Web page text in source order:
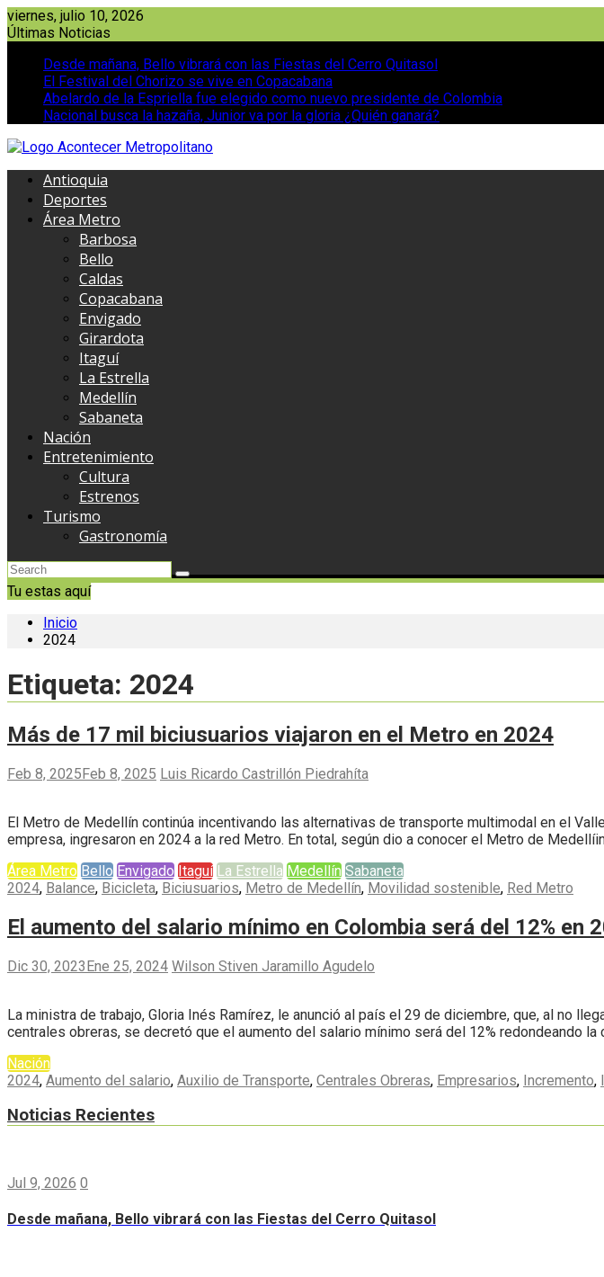
Saltar
al
viernes, julio 10, 2026
Últimas Noticias
Desde mañana, Bello vibrará con las Fiestas del Cerro Quitasol
El Festival del Chorizo se vive en Copacabana
Abelardo de la Espriella fue elegido como nuevo presidente de Colombia
Nacional busca la hazaña, Junior va por la gloria ¿Quién ganará?
Antioquia
Deportes
Área Metro
Barbosa
Bello
Caldas
Copacabana
Envigado
Girardota
Itaguí
La Estrella
Medellín
Sabaneta
Nación
Entretenimiento
Cultura
Estrenos
Turismo
Gastronomía
Tu estas aquí
Inicio
2024
Etiqueta: 2024
Más de 17 mil biciusuarios viajaron en el Metro en 2024
Feb 8, 2025Feb 8, 2025 Luis Ricardo Castrillón Piedrahíta
El Metro de Medellín continúa incentivando las alternativas de transporte multimodal en el
empresa, ingresaron en 2024 a la red Metro. En total, según dio a conocer el Metro de
Área Metro Bello Envigado Itaguí La Estrella Medellín Sabaneta
2024, Balance, Bicicleta, Biciusuarios, Metro de Medellín, Movilidad sostenible, Red Metro
El aumento del salario mínimo en Colombia será del 12% en
Dic 30, 2023Ene 25, 2024 Wilson Stiven Jaramillo Agudelo
La ministra de trabajo, Gloria Inés Ramírez, le anunció al país el 29 de diciembre, que, al no
centrales obreras, se decretó que el aumento del salario mínimo será del 12% redondeando
Nación
2024, Aumento del salario, Auxilio de Transporte, Centrales Obreras, Empresarios, Incremento,
Noticias Recientes
Jul 9, 2026 0
Desde mañana, Bello vibrará con las Fiestas del Cerro Quitasol